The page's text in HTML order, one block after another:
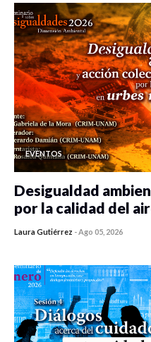
EVENTOS
Desigualdad
por la calidad del
Laura Gutiérrez -Ago 05, 2026